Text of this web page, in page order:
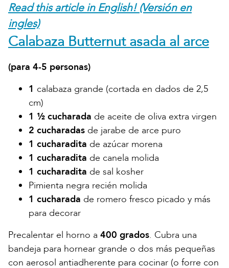
Read this article in English! (Versión en
ingles)
Calabaza Butternut asada al arce
(para 4-5 personas)
1 calabaza grande (cortada en dados de 2,5
cm)
1 ½ cucharada de aceite de oliva extra virgen
2 cucharadas de jarabe de arce puro
1 cucharadita de azúcar morena
1 cucharadita de canela molida
1 cucharadita de sal kosher
Pimienta negra recién molida
1 cucharada de romero fresco picado y más
para decorar
Precalentar el horno a 400 grados. Cubra una
bandeja para hornear grande o dos más pequeñas
con aerosol antiadherente para cocinar (o forre con